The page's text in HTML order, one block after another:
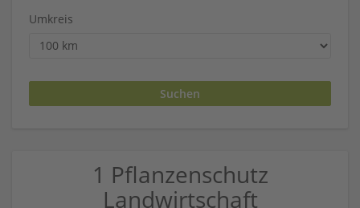
Umkreis
1 Pflanzenschutz
Landwirtschaft